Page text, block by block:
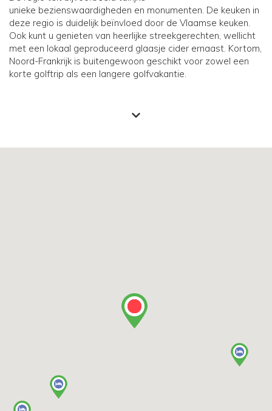
unieke bezienswaardigheden en monumenten. De keuken in
deze regio is duidelijk beïnvloed door de Vlaamse keuken.
Ook kunt u genieten van heerlijke streekgerechten, wellicht
met een lokaal geproduceerd glaasje cider ernaast. Kortom,
Noord-Frankrijk is buitengewoon geschikt voor zowel een
korte golftrip als een langere golfvakantie.